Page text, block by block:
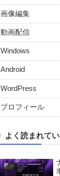
画像編集
動画配信
Windows
Android
WordPress
プロフィール
よく読まれて